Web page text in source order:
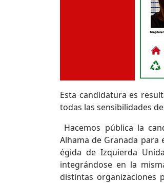
Esta candidatura es
todas las sensibilidades
Hacemos pública la
Alhama de Granada para
égida de Izquierda
integrándose en la
distintas organizaciones